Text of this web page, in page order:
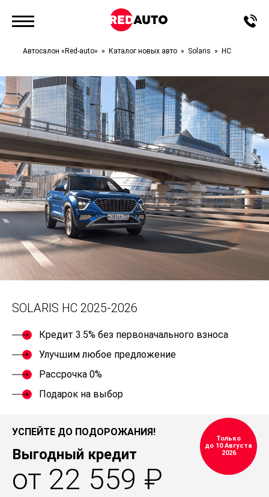
Автосалон «Red-auto» Каталог новых авто Solaris HC
SOLARIS HC 2025-2026
Кредит 3.5% без первоначального взноса
Улучшим любое предложение
Рассрочка 0%
Подарок на выбор
УСПЕЙТЕ ДО ПОДОРОЖАНИЯ!
Выгодный кредит
от 22 559 ₽
Только
до 10 Августа
2026